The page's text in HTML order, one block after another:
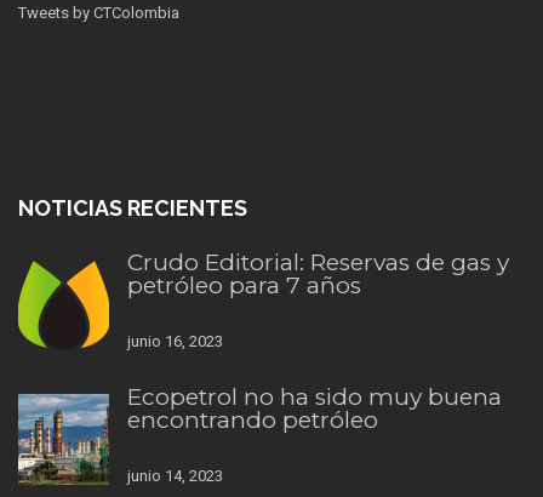
Tweets by CTColombia
NOTICIAS RECIENTES
Crudo Editorial: Reservas de gas y
petróleo para 7 años
junio 16, 2023
Ecopetrol no ha sido muy buena
encontrando petróleo
junio 14, 2023